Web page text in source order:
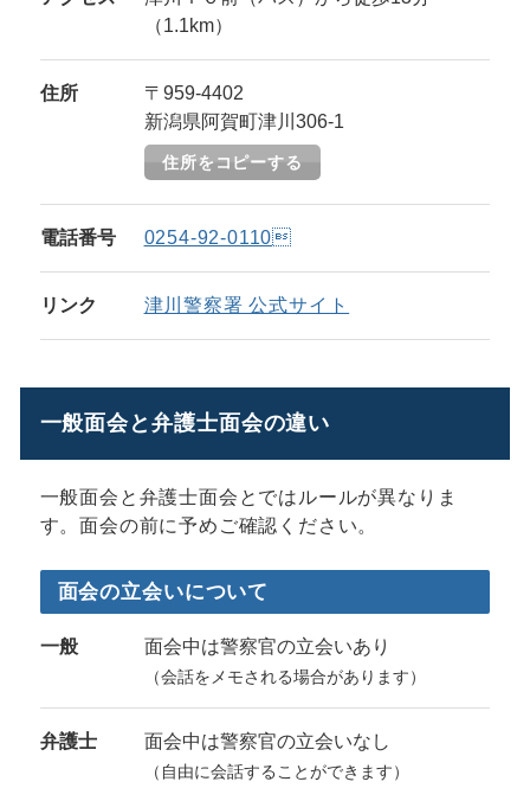
（1.1km）
住所
〒959-4402
新潟県阿賀町津川306-1
住所をコピーする
電話番号 0254-92-0110
リンク 津川警察署 公式サイト
一般面会と弁護士面会の違い
一般面会と弁護士面会とではルールが異なりま
す。面会の前に予めご確認ください。
面会の立会いについて
一般 面会中は警察官の立会いあり
（会話をメモされる場合があります）
弁護士 面会中は警察官の立会いなし
（自由に会話することができます）